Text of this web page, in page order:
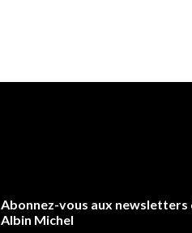
Abonnez-vous aux newsletters
Albin Michel